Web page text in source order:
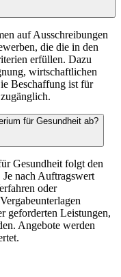
auf Ausschreibungen
die die in den
erfüllen. Dazu
wirtschaftlichen
Beschaffung ist für
für Gesundheit ab?
Gesundheit folgt den
Je nach Auftragswert
oder
geforderten Leistungen,
Angebote werden